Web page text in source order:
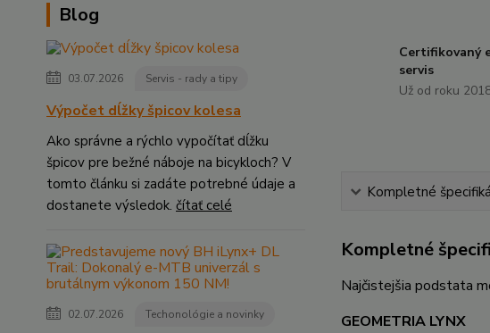
Blog
03.07.2026 Servis - rady a tipy
Výpočet dĺžky špicov kolesa
Ako správne a rýchlo vypočítať dĺžku
špicov pre bežné náboje na bicykloch? V
tomto článku si zadáte potrebné údaje a
dostanete výsledok. čítať celé
02.07.2026 Techonológie a novinky
Certifikovaný
servis
Už od roku
Kompletné
Kompletné
Najčistejšia podstata
GEOMETRIA LYNX